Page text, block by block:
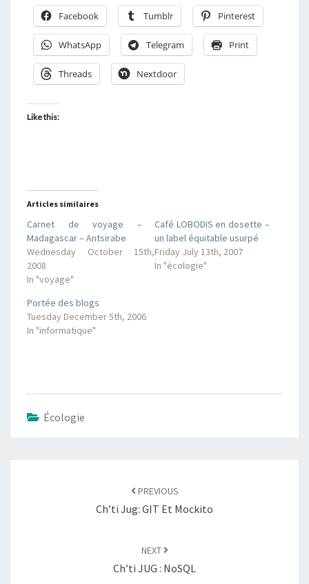
Facebook Tumblr Pinterest
WhatsApp Telegram Print
Threads Nextdoor
Like this:
Articles similaires
Carnet de voyage –
Madagascar – Antsirabe
Wednesday October 15th,
2008
In "voyage"
Café LOBODIS en dosette –
un label équitable usurpé
Friday July 13th, 2007
In "écologie"
Portée des blogs
Tuesday December 5th, 2006
In "informatique"
Écologie
PREVIOUS
Ch’ti Jug: GIT Et Mockito
NEXT
Ch’ti JUG : NoSQL